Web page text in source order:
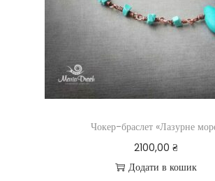
Чокер-браслет «Лазурне
2100,00₴
Додати в кошик